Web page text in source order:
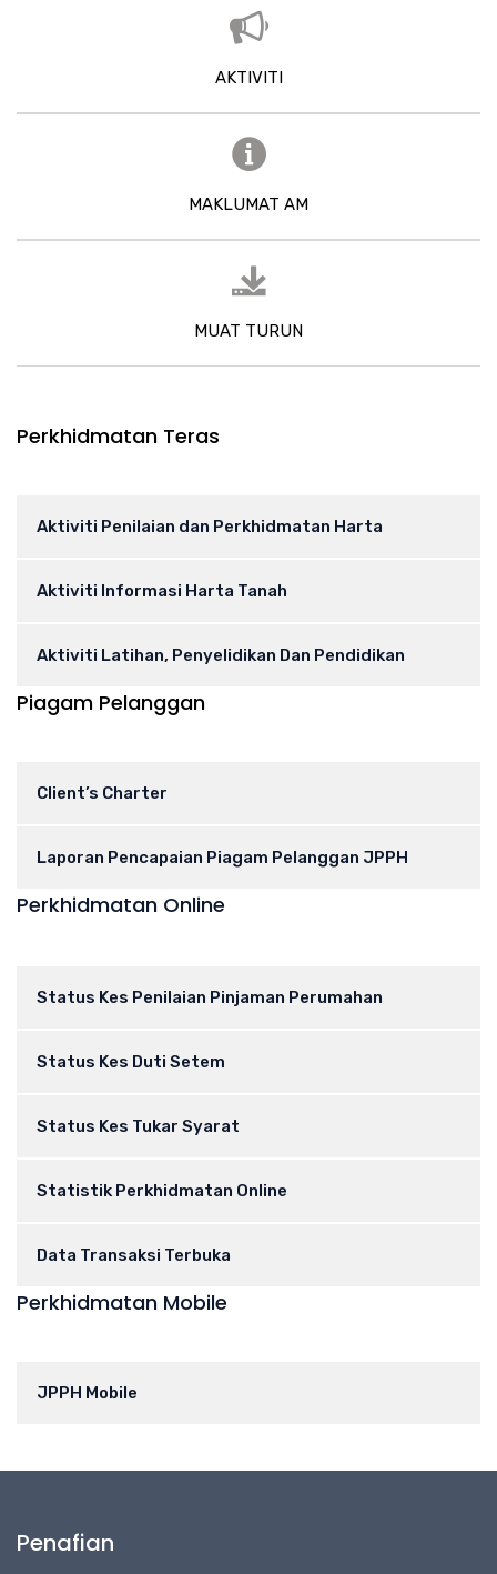
AKTIVITI
MAKLUMAT AM
MUAT TURUN
Perkhidmatan Teras
Aktiviti Penilaian dan Perkhidmatan Harta
Aktiviti Informasi Harta Tanah
Aktiviti Latihan, Penyelidikan Dan Pendidikan
Piagam Pelanggan
Client’s Charter
Laporan Pencapaian Piagam Pelanggan JPPH
Perkhidmatan Online
Status Kes Penilaian Pinjaman Perumahan
Status Kes Duti Setem
Status Kes Tukar Syarat
Statistik Perkhidmatan Online
Data Transaksi Terbuka
Perkhidmatan Mobile
JPPH Mobile
Penafian